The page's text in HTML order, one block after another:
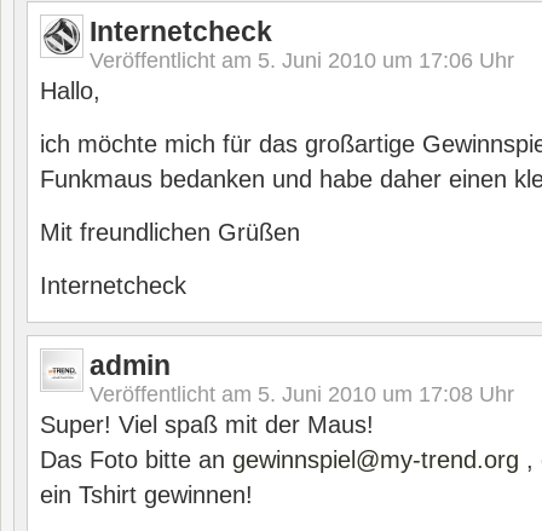
Internetcheck
Veröffentlicht am 5. Juni 2010 um 17:06 Uhr
Hallo,
ich möchte mich für das großartige
Funkmaus bedanken und habe daher einen
Mit freundlichen Grüßen
Internetcheck
admin
Veröffentlicht am 5. Juni 2010 um 17:08 Uhr
Super! Viel spaß mit der Maus!
Das Foto bitte an gewinnspiel@my-trend.org ,
ein Tshirt gewinnen!